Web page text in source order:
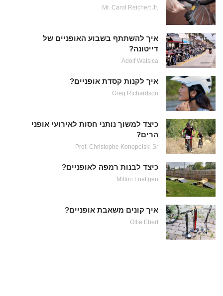
Mr. Carol Reichert Jr.
איך להשתתף בשבוע האופניים של
דייטונה?
Adolf Watsica
איך לקנות קסדת אופניים?
Greg Richardson
כיצד למשוך נותני חסות לאירועי אופני
הרים?
Prof. Christophe Konopelski Sr
כיצד לבנות רמפה לאופניים?
Milton Luettgen
איך קונים משאבת אופניים?
Ollie Ebert